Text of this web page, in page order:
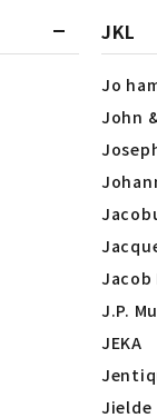
JKL
Jo
John
Jacob
J.P.
JEKA
Jielde